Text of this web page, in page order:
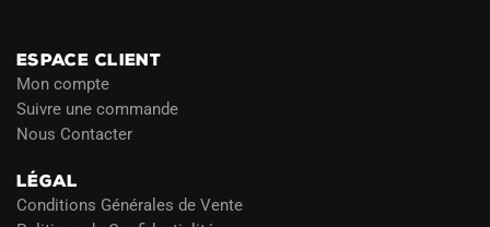
ESPACE CLIENT
Mon compte
Suivre une commande
Nous Contacter
LÉGAL
Conditions Générales de Vente